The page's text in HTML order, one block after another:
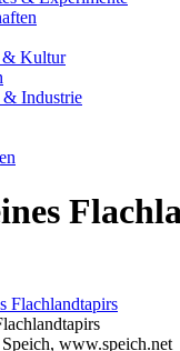
& Kultur
Industrie
www.speich.net